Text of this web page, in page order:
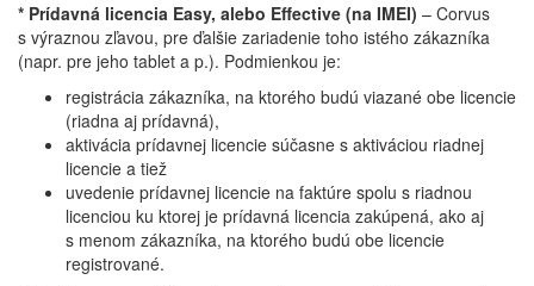
* Prídavná licencia Easy, alebo Effective (na IMEI) – Corvus
s výraznou zľavou, pre ďalšie zariadenie toho istého zákazníka
(napr. pre jeho tablet a p.). Podmienkou je:
registrácia zákazníka, na ktorého budú viazané obe licencie
(riadna aj prídavná),
aktivácia prídavnej licencie súčasne s aktiváciou riadnej
licencie a tiež
uvedenie prídavnej licencie na faktúre spolu s riadnou
licenciou ku ktorej je prídavná licencia zakúpená, ako aj
s menom zákazníka, na ktorého budú obe licencie
registrované.